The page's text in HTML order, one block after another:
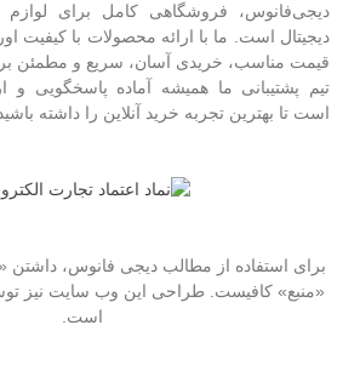
دیجی‌فانوس، فروشگاهی کامل برای لوازم
دیجیتال است. ما با ارائه محصولات با کیفیت
قیمت مناسب، خریدی آسان، سریع و مطمئن
تیم پشتیبانی ما همیشه آماده پاسخگویی
است تا بهترین تجربه خرید آنلاین را داشته
برای استفاده از مطالب دیجی فانوس، داشتن
«منبع» کافیست. طراحی این وب سایت نیز
است.